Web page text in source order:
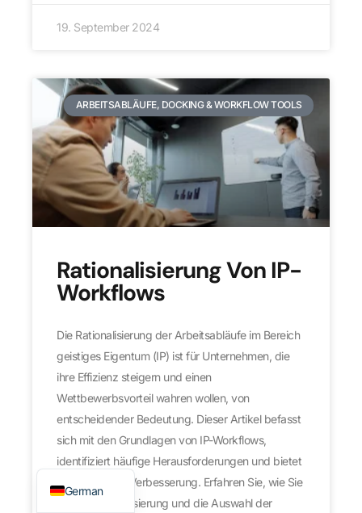
19. September 2024
ARBEITSABLÄUFE, DOCKING & WORKFLOW TOOLS
Rationalisierung Von IP-
Workflows
Die Rationalisierung der Arbeitsabläufe im Bereich
geistiges Eigentum (IP) ist für Unternehmen, die
ihre Effizienz steigern und einen
Wettbewerbsvorteil wahren wollen, von
entscheidender Bedeutung. Dieser Artikel befasst
sich mit den Grundlagen von IP-Workflows,
identifiziert häufige Herausforderungen und bietet
Strategien zur Verbesserung. Erfahren Sie, wie Sie
durch Automatisierung und die Auswahl der
German
English
Spanish
Japanese